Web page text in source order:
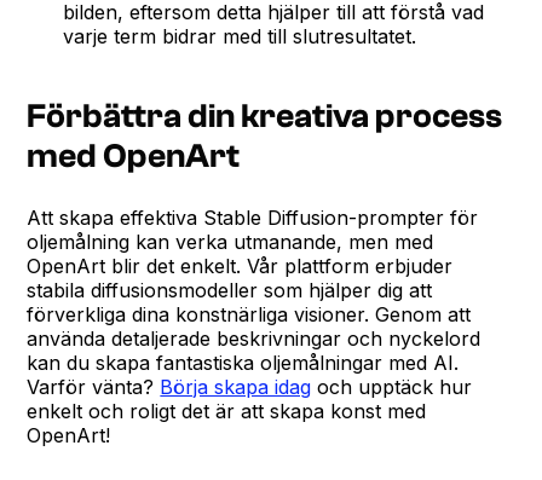
bilden, eftersom detta hjälper till att förstå vad
varje term bidrar med till slutresultatet.
Förbättra din kreativa process
med OpenArt
Att skapa effektiva Stable Diffusion-prompter för
oljemålning kan verka utmanande, men med
OpenArt blir det enkelt. Vår plattform erbjuder
stabila diffusionsmodeller som hjälper dig att
förverkliga dina konstnärliga visioner. Genom att
använda detaljerade beskrivningar och nyckelord
kan du skapa fantastiska oljemålningar med AI.
Varför vänta? Börja skapa idag och upptäck hur
enkelt och roligt det är att skapa konst med
OpenArt!